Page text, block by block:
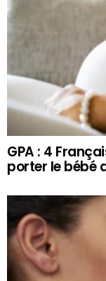
GPA : 4
porter le bébé